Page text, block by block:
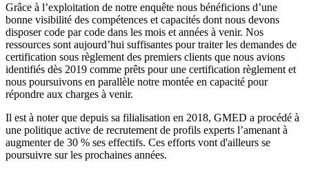
Grâce à l’exploitation de notre enquête nous bénéficions d’une
bonne visibilité des compétences et capacités dont nous devons
disposer code par code dans les mois et années à venir. Nos
ressources sont aujourd’hui suffisantes pour traiter les demandes de
certification sous règlement des premiers clients que nous avions
identifiés dès 2019 comme prêts pour une certification règlement et
nous poursuivons en parallèle notre montée en capacité pour
répondre aux charges à venir.
Il est à noter que depuis sa filialisation en 2018, GMED a procédé à
une politique active de recrutement de profils experts l’amenant à
augmenter de 30 % ses effectifs. Ces efforts vont d'ailleurs se
poursuivre sur les prochaines années.